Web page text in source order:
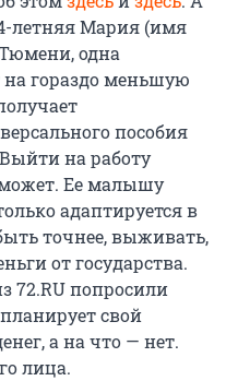
летняя Мария (имя
одна
гораздо меньшую
пособия
на работу
Ее малышу
адаптируется в
точнее, выживать,
от государства.
72.RU попросили
свой
а на что — нет.
лица.